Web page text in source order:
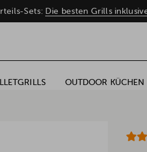
Sets: Die besten Grills
OUTDOOR KÜCHEN